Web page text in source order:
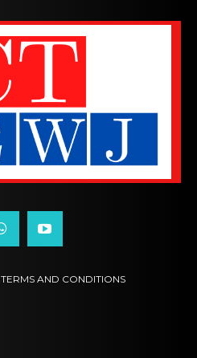
TERMS AND CONDITIONS